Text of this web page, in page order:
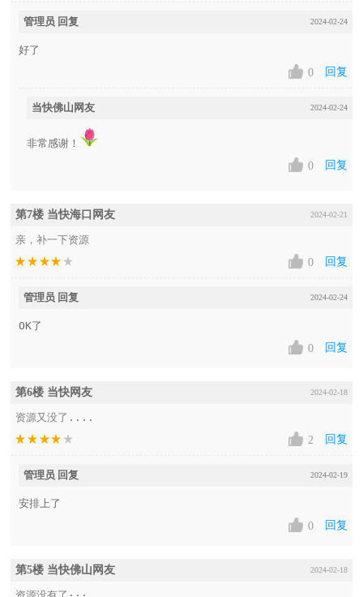
管理员 回复 2024-02-24
好了
0
回复
当快佛山网友 2024-02-24
非常感谢！
0
回复
第7楼 当快海口网友 2024-02-21
亲，补一下资源
0
回复
管理员 回复 2024-02-24
OK了
0
回复
第6楼 当快网友 2024-02-18
资源又没了....
2
回复
管理员 回复 2024-02-19
安排上了
0
回复
第5楼 当快佛山网友 2024-02-18